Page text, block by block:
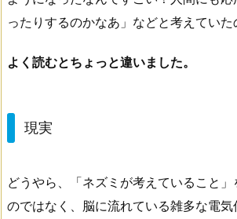
ったりするのかなあ」などと考えていた
よく読むとちょっと違いました。
現実
どうやら、「ネズミが考えていること
のではなく、脳に流れている雑多な電